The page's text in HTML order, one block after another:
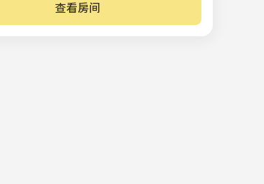
查看房间